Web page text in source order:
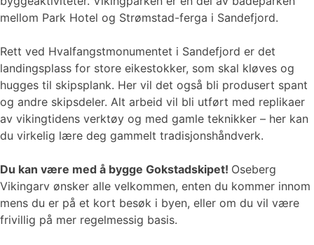
mellom Park Hotel og Strømstad-ferga i Sandefjord.
Rett ved Hvalfangstmonumentet i Sandefjord er det
landingsplass for store eikestokker, som skal kløves og
hugges til skipsplank. Her vil det også bli produsert spant
og andre skipsdeler. Alt arbeid vil bli utført med replikaer
av vikingtidens verktøy og med gamle teknikker – her kan
du virkelig lære deg gammelt tradisjonshåndverk.
Du kan være med å bygge Gokstadskipet! Oseberg
Vikingarv ønsker alle velkommen, enten du kommer innom
mens du er på et kort besøk i byen, eller om du vil være
frivillig på mer regelmessig basis.